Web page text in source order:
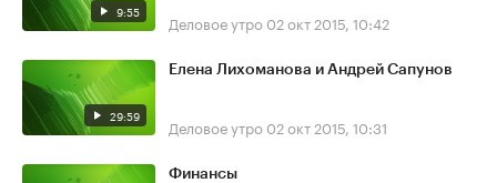
9:55 Деловое утро 02 окт 2015, 10:42
29:59
Елена Лихоманова и Андрей Сапунов
Деловое утро 02 окт 2015, 10:31
Финансы